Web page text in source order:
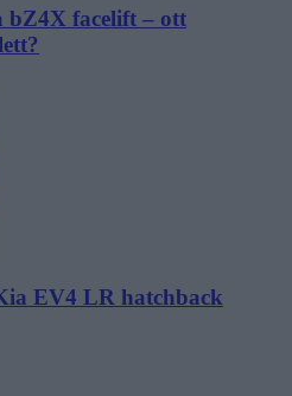
bZ4X facelift – ott
EV4 LR hatchback